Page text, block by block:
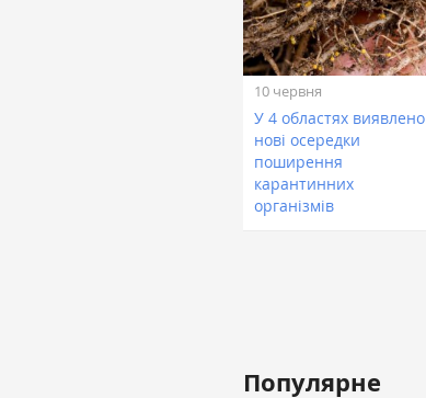
10 червня
У 4 областях виявлено
нові осередки
поширення
карантинних
організмів
Популярне